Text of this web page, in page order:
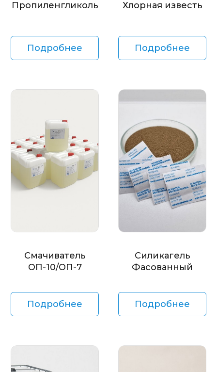
Пропиленгликоль
Подробнее
Хлорная известь
Подробнее
Смачиватель
ОП-10/ОП-7
Подробнее
Силикагель
Фасованный
Подробнее